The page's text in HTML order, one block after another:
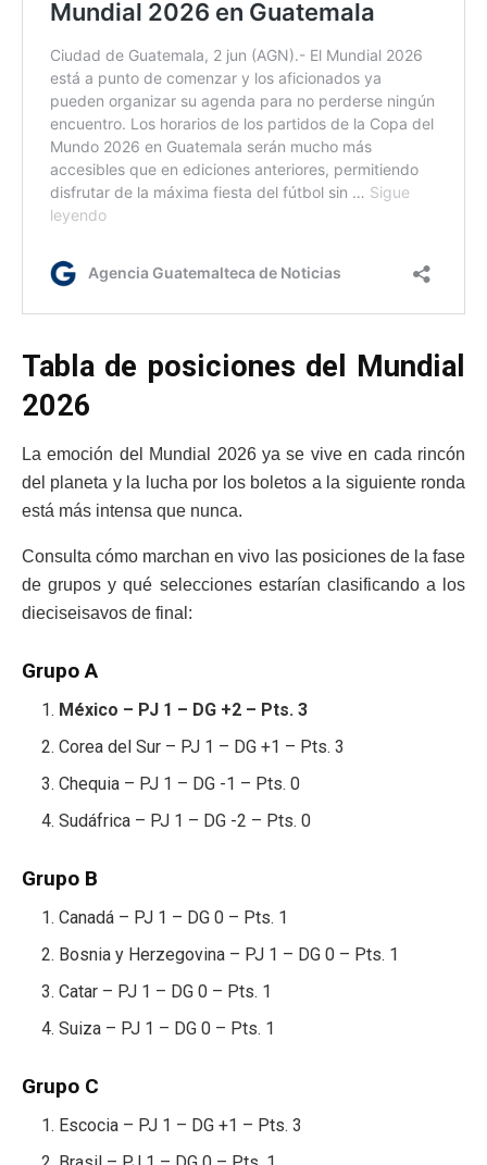
Tabla de posiciones del Mundial
2026
La emoción del Mundial 2026 ya se vive en cada rincón
del planeta y la lucha por los boletos a la siguiente ronda
está más intensa que nunca.
Consulta cómo marchan en vivo las posiciones de la fase
de grupos y qué selecciones estarían clasificando a los
dieciseisavos de final:
Grupo A
México – PJ 1 – DG +2 – Pts. 3
Corea del Sur – PJ 1 – DG +1 – Pts. 3
Chequia – PJ 1 – DG -1 – Pts. 0
Sudáfrica – PJ 1 – DG -2 – Pts. 0
Grupo B
Canadá – PJ 1 – DG 0 – Pts. 1
Bosnia y Herzegovina – PJ 1 – DG 0 – Pts. 1
Catar – PJ 1 – DG 0 – Pts. 1
Suiza – PJ 1 – DG 0 – Pts. 1
Grupo C
Escocia – PJ 1 – DG +1 – Pts. 3